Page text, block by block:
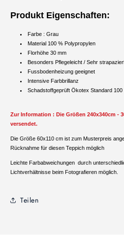
Produkt Eigenschaften:
Farbe : Grau
Material 100 % Polypropylen
Florhöhe 30 mm
Besonders Pflegeleicht / Sehr
Fussbodenheizung geeignet
Intensive Farbbrillanz
Schadstoffgeprüft Ökotex Standard 100
Zur Information : Die Größen 240x340cm -
versendet.
Die Größe 60x110 cm ist zum Musterpreis
Rücknahme für diesen Teppich möglich
Leichte Farbabweichungen durch
Lichtverhältnisse beim Fotografieren möglich.
Teilen